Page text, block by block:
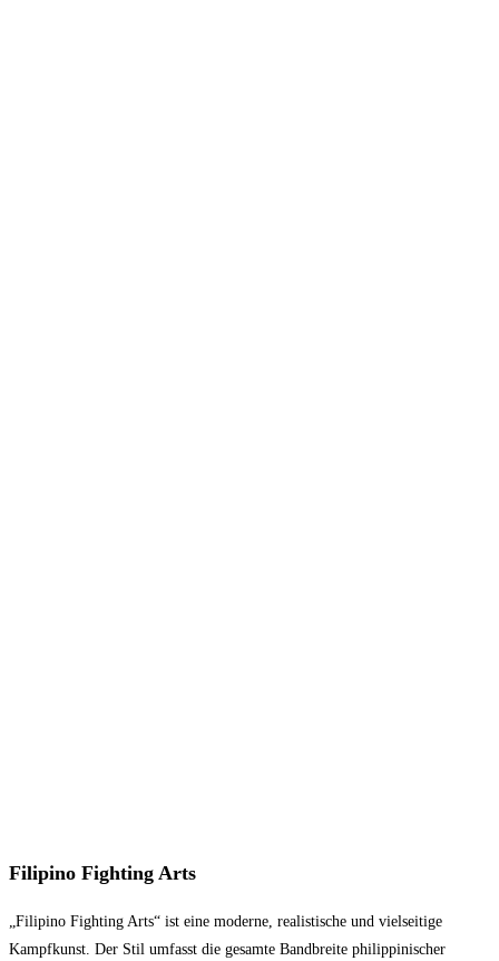
Filipino Fighting Arts
„Filipino Fighting Arts“ ist eine moderne, realistische und vielseitige
Kampfkunst. Der Stil umfasst die gesamte Bandbreite philippinischer